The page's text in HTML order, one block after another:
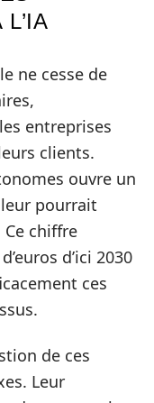
ne cesse de
entreprises
clients.
ouvre un
pourrait
chiffre
d’ici 2030
ces
de ces
Leur